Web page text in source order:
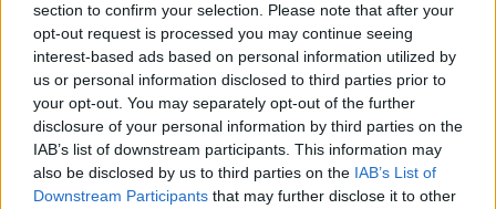
section to confirm your selection. Please note that after your
opt-out request is processed you may continue seeing
interest-based ads based on personal information utilized by
us or personal information disclosed to third parties prior to
your opt-out. You may separately opt-out of the further
disclosure of your personal information by third parties on the
IAB’s list of downstream participants. This information may
also be disclosed by us to third parties on the IAB’s List of
Downstream Participants that may further disclose it to other
5.8.2026 20:13 (ČTK)
Celníci odhalili gang
překupníků chráněných druhů
papoušků působící v několika
krajích a zajistili asi stovku
ptáků. S odchytem a
zajištěním zvířat celníkům pomohly zoo v Praze, Zlíně a Ostravě. V
ostravské zahradě také papoušci nalezli dočasné útočiště. V
tiskové zprávě nawebucelníků to oznámila mluvčí Celní správy ČR
Martina Kaňková. Případem se zabývá policie.